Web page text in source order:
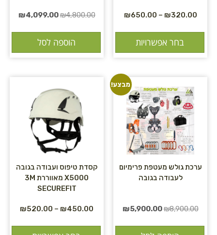
₪320.00
–
₪650.00
בחר אפשרויות
₪4,800.00
₪4,099.00
הוספה לסל
מבצע!
ערכת גולש מעטפת פרימיום
לעבודה בגובה
₪8,900.00
₪5,900.00
קסדת טיפוס ועבודה בגובה
X5000 מאווררת 3M
SECUREFIT
₪450.00
–
₪520.00